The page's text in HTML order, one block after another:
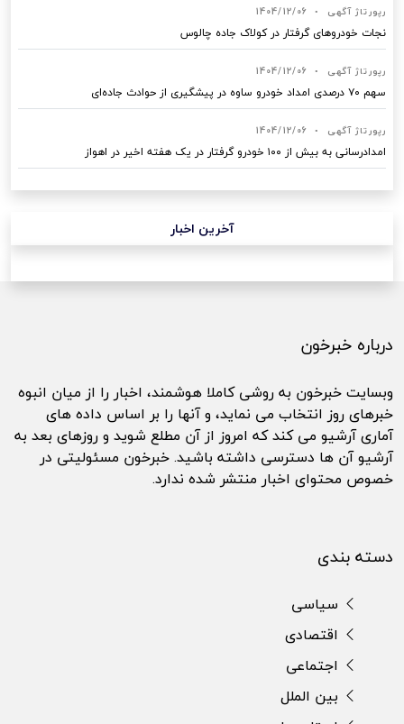
رپورتاژ آگهی •
1404/12/06
نجات خودروهای گرفتار در کولاک جاده چالوس
رپورتاژ آگهی •
1404/12/06
سهم ۷۰ درصدی امداد خودرو ساوه در پیشگیری از حوادث جاده‌ای
رپورتاژ آگهی •
1404/12/06
امدادرسانی به بیش از ۱۰۰ خودرو گرفتار در یک هفته اخیر در اهواز
آخرین اخبار
درباره خبرخون
وبسایت خبرخون به روشی کاملا هوشمند، اخبار را از میان انبوه
خبرهای روز انتخاب می نماید، و آنها را بر اساس داده های
آماری آرشیو می کند که امروز از آن مطلع شوید و روزهای بعد به
آرشیو آن ها دسترسی داشته باشید. خبرخون مسئولیتی در
خصوص محتوای اخبار منتشر شده ندارد.
دسته بندی
سیاسی
اقتصادی
اجتماعی
بین الملل